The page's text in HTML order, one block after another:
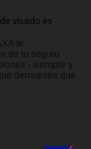
visado es
te
de tu seguro
- siempre y
demuestre que